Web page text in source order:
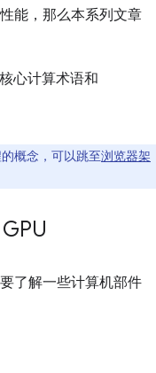
能，那么本系列文章
心计算术语和
的概念，可以跳至浏览器架
了解一些计算机部件